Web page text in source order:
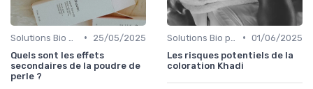
•
25/05/2025
Quels sont les effets
secondaires de la poudre de
perle ?
• 01/06/2025
Les risques potentiels de la
coloration Khadi